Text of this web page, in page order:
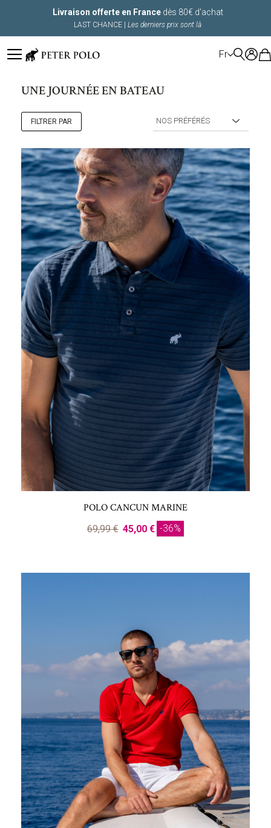
Livraison offerte en France dès 80€ d'achat
LAST CHANCE |Les derniers prix sont là
LANGUE
Fr
UNE JOURNÉE EN BATEAU
POLO CANCUN MARINE
69,99 € 45,00 € -36%
FILTRER PAR